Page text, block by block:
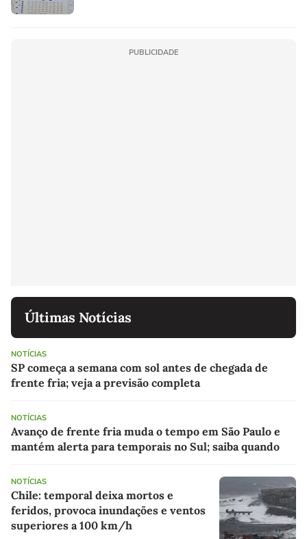
PUBLICIDADE
Últimas Notícias
NOTÍCIAS
SP começa a semana com sol antes de chegada de
frente fria; veja a previsão completa
NOTÍCIAS
Avanço de frente fria muda o tempo em São Paulo e
mantém alerta para temporais no Sul; saiba quando
NOTÍCIAS
Chile: temporal deixa mortos e
feridos, provoca inundações e ventos
superiores a 100 km/h